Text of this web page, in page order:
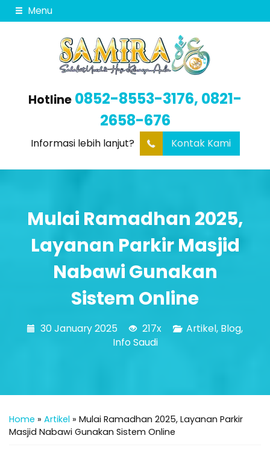
Menu
Hotline 0852-8553-3176, 0821-
2658-676
Informasi lebih lanjut? Kontak Kami
Mulai Ramadhan 2025,
Layanan Parkir Masjid
Nabawi Gunakan
Sistem Online
30 January 2025 217x Artikel, Blog,
Info Saudi
Home » Artikel » Mulai Ramadhan 2025, Layanan Parkir
Masjid Nabawi Gunakan Sistem Online